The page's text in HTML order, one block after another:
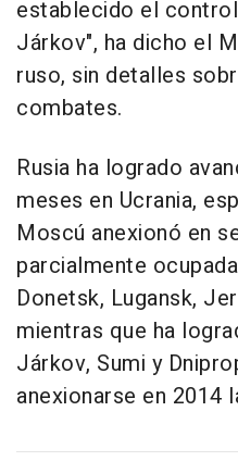
establecido el
Járkov", ha dicho el
ruso, sin detalles
combates.
Rusia ha logrado
meses en Ucrania,
Moscú anexionó en
parcialmente
Donetsk, Lugansk,
mientras que ha
Járkov, Sumi y
anexionarse en 2014